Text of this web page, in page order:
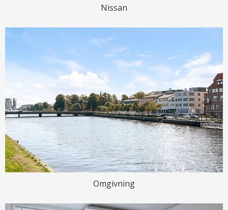
Nissan
Omgivning